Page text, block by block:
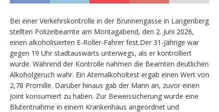
Bei einer Verkehrskontrolle in der Brunnengasse in Langenberg
stellten Polizeibeamte am Montagabend, den 2. Juni 2026,
einen alkoholisierten E-Roller-Fahrer fest.Der 31-Jährige war
gegen 19 Uhr stadtauswärts unterwegs, als er kontrolliert
wurde. Während der Kontrolle nahmen die Beamten deutlichen
Alkoholgeruch wahr. Ein Atemalkoholtest ergab einen Wert von
2,78 Promille. Darüber hinaus gab der Mann an, zuvor einen
Joint konsumiert zu haben. Zur Beweissicherung wurde eine
Blutentnahme in einem Krankenhaus angeordnet und